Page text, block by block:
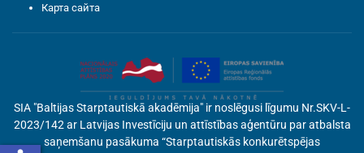
Карта сайта
SIA "Baltijas Starptautiskā akadēmija" ir noslēgusi līgumu Nr.SKV-L-
2023/142 ar Latvijas Investīciju un attīstības aģentūru par atbalsta
saņemšanu pasākuma “Starptautiskās konkurētspējas